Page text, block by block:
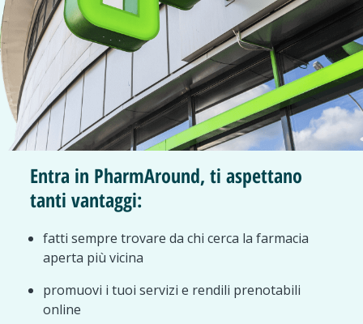
Entra in PharmAround, ti aspettano
tanti vantaggi:
fatti sempre trovare da chi cerca la farmacia
aperta più vicina
promuovi i tuoi servizi e rendili prenotabili
online